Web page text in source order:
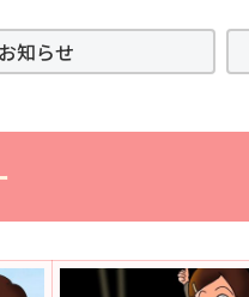
知らせ